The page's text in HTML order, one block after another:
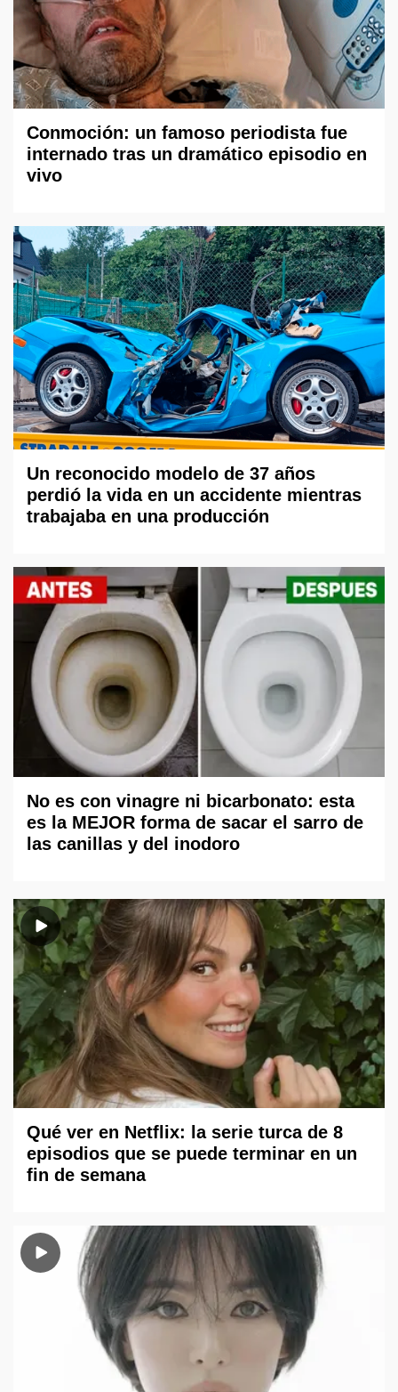
Conmoción: un famoso periodista fue
internado tras un dramático episodio en
vivo
Un reconocido modelo de 37 años
perdió la vida en un accidente mientras
trabajaba en una producción
No es con vinagre ni bicarbonato: esta
es la MEJOR forma de sacar el sarro de
las canillas y del inodoro
Qué ver en Netflix: la serie turca de 8
episodios que se puede terminar en un
fin de semana